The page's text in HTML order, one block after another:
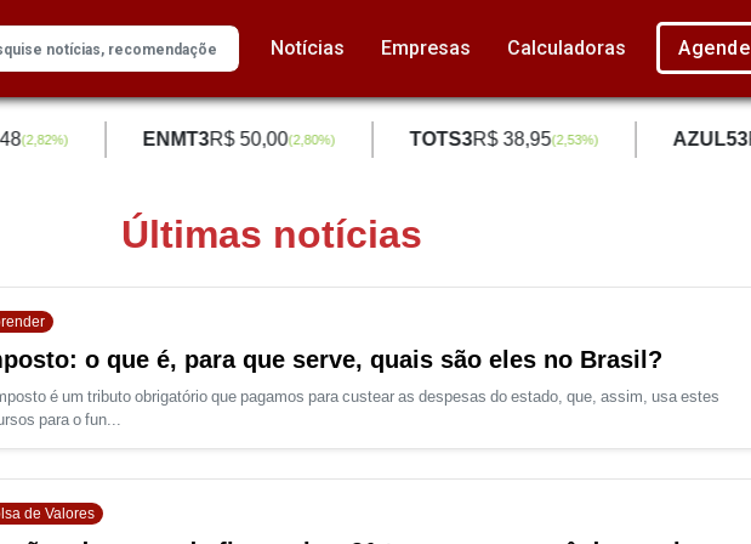
Notícias Empresas Calculadoras
(2,82%) ENMT3R$ 50,00(2,80%) TOTS3R$ 38,95(2,53%) AZUL53
Últimas notícias
o que é, para que serve, quais são eles no Brasil?
é um tributo obrigatório que pagamos para custear as despesas do estado, que, assim, usa estes
para o fun...
de Valores